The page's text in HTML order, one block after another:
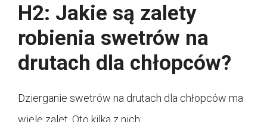
H2: Jakie są zalety
robienia swetrów na
drutach dla chłopców?
Dzierganie swetrów na drutach dla chłopców ma
wiele zalet. Oto kilka z nich: